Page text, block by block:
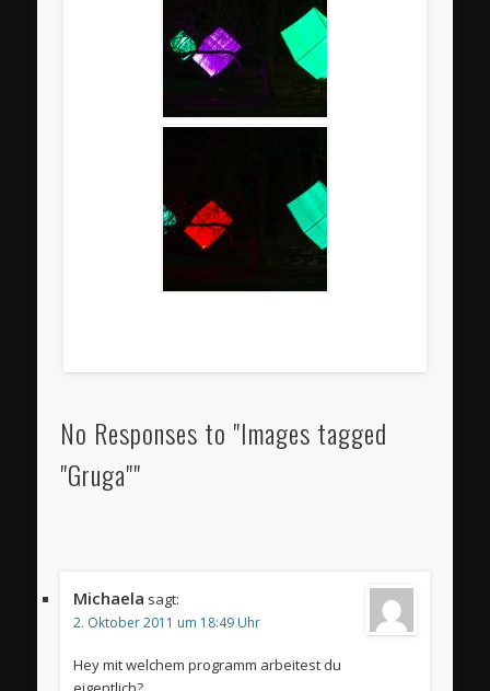
No Responses to "Images tagged
"Gruga""
Michaela sagt:
2. Oktober 2011 um 18:49 Uhr
Hey mit welchem programm arbeitest du